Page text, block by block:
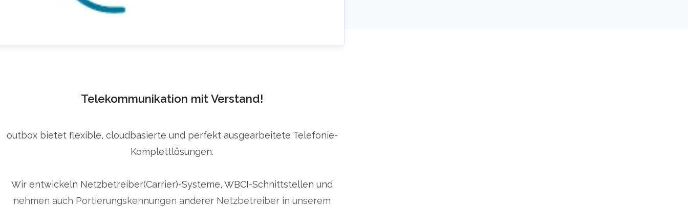
Presse Anfragen info@outbox.de
+4922363030
Telekommunikation mit Verstand!
outbox bietet flexible, cloudbasierte und perfekt ausgearbeitete Telefonie-
Komplettlösungen.
Wir entwickeln Netzbetreiber(Carrier)-Systeme, WBCI-Schnittstellen und
nehmen auch Portierungskennungen anderer Netzbetreiber in unserem